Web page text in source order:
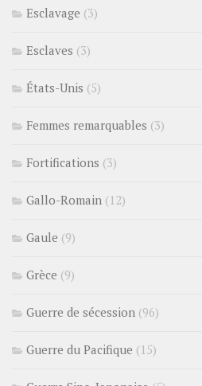
Esclavage (3)
Esclaves (3)
États-Unis (5)
Femmes remarquables (3)
Fortifications (3)
Gallo-Romain (12)
Gaule (9)
Grèce (9)
Guerre de sécession (96)
Guerre du Pacifique (15)